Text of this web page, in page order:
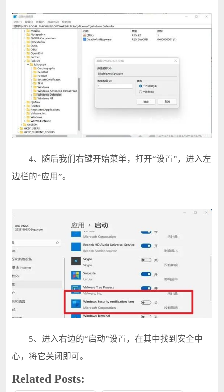
4、随后我们右键开始菜单，打开“设置”，进入左
边栏的“应用”。
5、进入右边的“启动”设置，在其中找到安全中
心，将它关闭即可。
Related Posts: